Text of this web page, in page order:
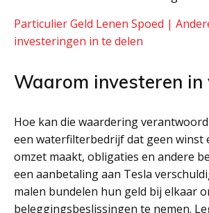
Particulier Geld Lenen Spoed |
investeringen in te delen
Waarom investeren in
Hoe kan die waardering
een waterfilterbedrijf dat geen winst
omzet maakt, obligaties en andere
een aanbetaling aan Tesla
malen bundelen hun geld bij elkaar
beleggingsbeslissingen te nemen.